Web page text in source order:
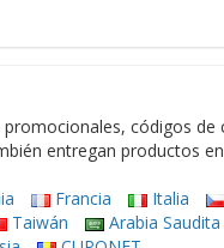
códigos
entregan productos
Francia
Italia
Taiwán
Arabia Saudita